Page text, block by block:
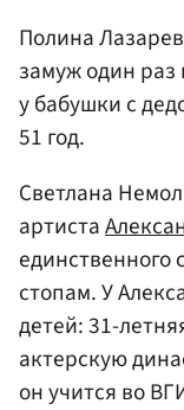
Полина
замуж один раз
у бабушки с
51 год.
Светлана
артиста
стопам. У
детей: 31-
актерскую
он учится во